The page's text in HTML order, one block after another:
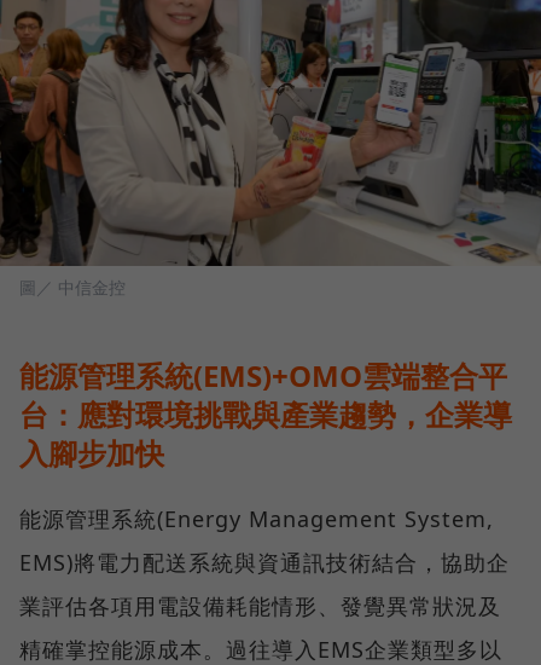
圖／ 中信金控
能源管理系統(EMS)+OMO雲端整合平
台：應對環境挑戰與產業趨勢，企業導
入腳步加快
能源管理系統(Energy Management System,
EMS)將電力配送系統與資通訊技術結合，協助企
業評估各項用電設備耗能情形、發覺異常狀況及
精確掌控能源成本。過往導入EMS企業類型多以